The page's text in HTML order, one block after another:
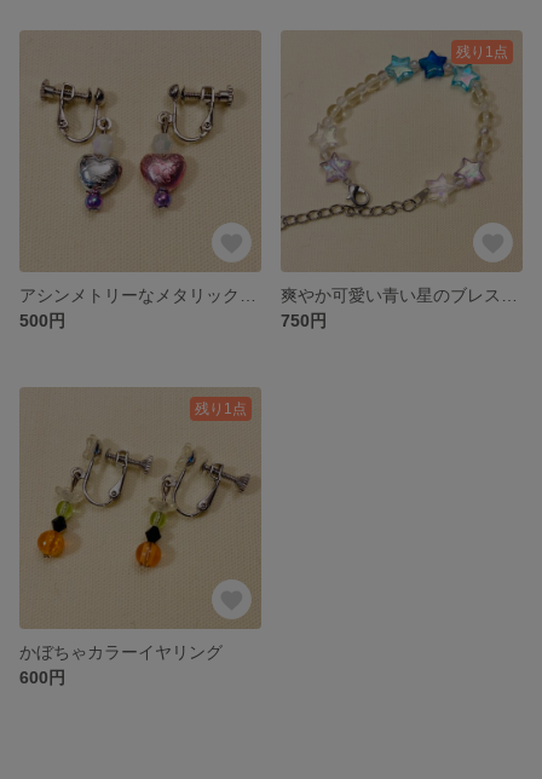
500円
残り1点
750円
残り1点
かぼちゃカラーイヤリング
600円